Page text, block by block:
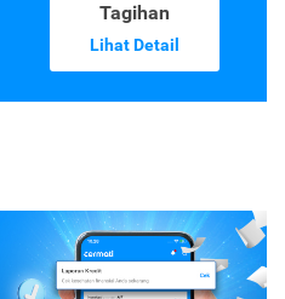
Tagihan
Lihat Detail